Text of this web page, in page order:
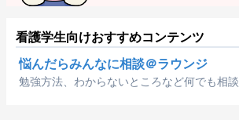
看護学生向けおすすめコンテンツ
悩んだらみんなに相談＠ラウンジ
勉強方法、わからないところなど何でも相談